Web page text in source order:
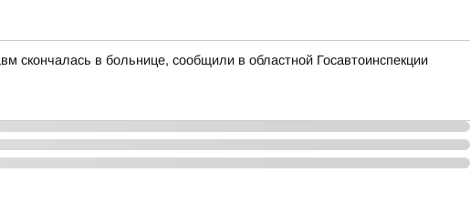
скончалась в больнице, сообщили в областной Госавтоинспекции